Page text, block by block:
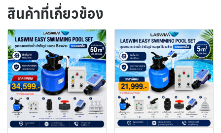
สินค้าที่เกี่ยวข้อง